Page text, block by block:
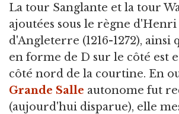
La tour Sanglante et la tour
ajoutées sous le règne
d'Angleterre (1216-1272), ainsi
en forme de D sur le côté est
côté nord de la courtine. En
Grande Salle autonome fut
(aujourd'hui disparue), elle